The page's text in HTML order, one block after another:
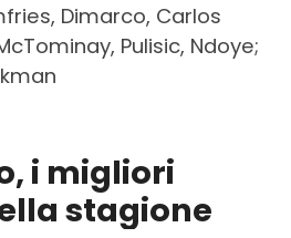
Dimarco, Carlos
Pulisic, Ndoye;
i migliori
stagione